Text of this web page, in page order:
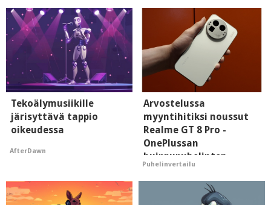
Tekoälymusiikille
järisyttävä tappio
oikeudessa
AfterDawn
Arvostelussa
myyntihitiksi noussut
Realme GT 8 Pro -
OnePlussan
huippupuhelinten
"perillinen"
Puhelinvertailu